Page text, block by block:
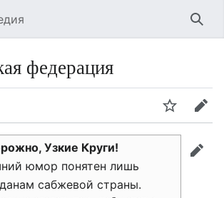
федерация
Узкие Круги!
юмор понятен лишь
сабжевой страны.